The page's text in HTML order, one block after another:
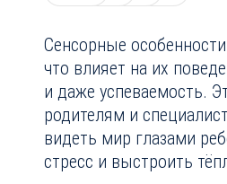
Сенсорные
что влияет на их
и даже успеваемость.
родителям и
видеть мир глазами
стресс и выстроить